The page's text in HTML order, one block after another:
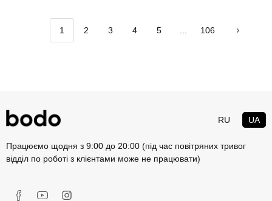
1 2 3 4 5 ... 106
RU UA
Працюємо щодня з 9:00 до 20:00 (під час повітряних тривог
відділ по роботі з клієнтами може не працювати)